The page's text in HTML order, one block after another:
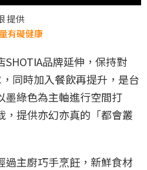
提供
有礙健康
品牌延伸，保持對
，同時加入餐飲再提升，是台
墨綠色為主軸進行空間打
，提供亦幻亦真的「都會叢
過主廚巧手烹飪，新鮮食材